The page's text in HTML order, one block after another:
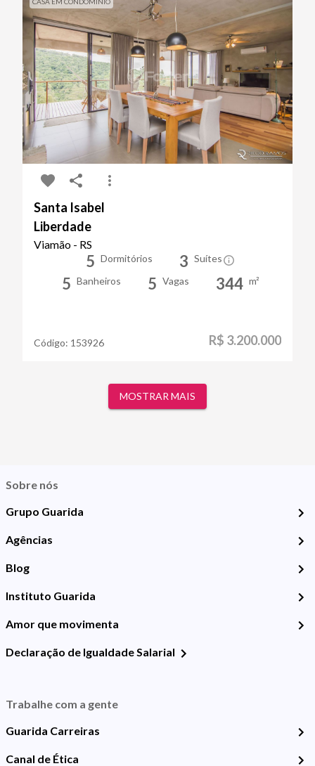
Santa Isabel
Liberdade
Viamão - RS
5 Dormitórios 3 Suítes
5 Banheiros 5 Vagas 344 m²
Código: 153926 R$ 3.200.000
MOSTRAR MAIS
Sobre nós
Grupo Guarida
Agências
Blog
Instituto Guarida
Amor que movimenta
Declaração de Igualdade Salarial
Trabalhe com a gente
Guarida Carreiras
Canal de Ética